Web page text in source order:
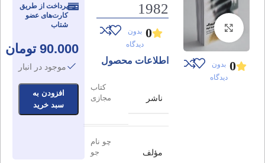
برای بزرگنمایی کلیک کنید
0 بدون
دیدگاه
1982
0 بدون
دیدگاه
اطلاعات محصول
ناشر
کتاب
مجازی
مؤلف
چو نام
جو
پرداخت از طریق
کارت‌های عضو
شتاب
90.000 تومان
موجود در انبار
افزودن به
سبد خرید